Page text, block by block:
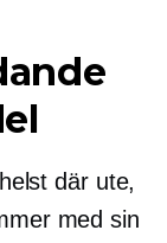
där ute,
med sin